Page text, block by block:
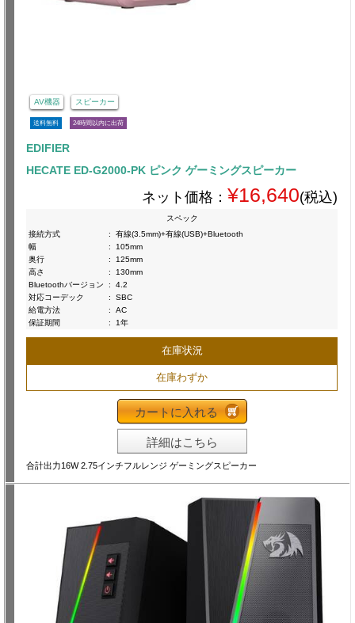
AV機器 スピーカー
送料無料 24時間以内に出荷
EDIFIER
HECATE ED-G2000-PK ピンク ゲーミングスピーカー
ネット価格： ¥16,640(税込)
スペック
接続方式
:
有線(3.5mm)+有線(USB)+Bluetooth
幅
:
105mm
奥行
:
125mm
高さ
:
130mm
Bluetoothバージョン
:
4.2
対応コーデック
:
SBC
給電方法
:
AC
保証期間
: 1年
在庫状況
在庫わずか
カートに入れる
詳細はこちら
合計出力16W 2.75インチフルレンジ ゲーミングスピーカー